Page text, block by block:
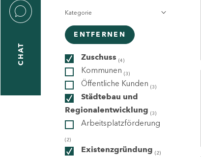
CHAT
Kategorie
ENTFERNEN
Zuschuss (4)
Kommunen (3)
Öffentliche Kunden (3)
Städtebau und
Regionalentwicklung (3)
Arbeitsplatzförderung
(2)
Existenzgründung (2)